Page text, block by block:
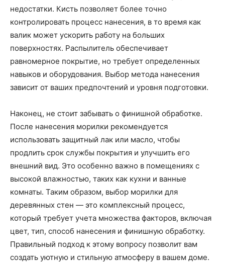
недостатки. Кисть позволяет более точно
контролировать процесс нанесения, в то время как
валик может ускорить работу на больших
поверхностях. Распылитель обеспечивает
равномерное покрытие, но требует определенных
навыков и оборудования. Выбор метода нанесения
зависит от ваших предпочтений и уровня подготовки.
Наконец, не стоит забывать о финишной обработке.
После нанесения морилки рекомендуется
использовать защитный лак или масло, чтобы
продлить срок службы покрытия и улучшить его
внешний вид. Это особенно важно в помещениях с
высокой влажностью, таких как кухни и ванные
комнаты. Таким образом, выбор морилки для
деревянных стен — это комплексный процесс,
который требует учета множества факторов, включая
цвет, тип, способ нанесения и финишную обработку.
Правильный подход к этому вопросу позволит вам
создать уютную и стильную атмосферу в вашем доме.